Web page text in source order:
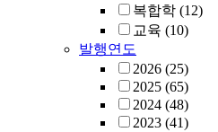
복합학 (12)
교육 (10)
발행연도
2026 (25)
2025 (65)
2024 (48)
2023 (41)